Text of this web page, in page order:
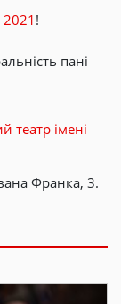
!
пані
театр імені
Франка, 3.